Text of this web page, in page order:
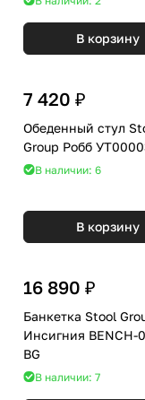
В корзину
7 420 ₽
Обеденный стул
Group Робб
В наличии: 6
В корзину
16 890 ₽
Банкетка Stool
Инсигния BENCH-
BG
В наличии: 7